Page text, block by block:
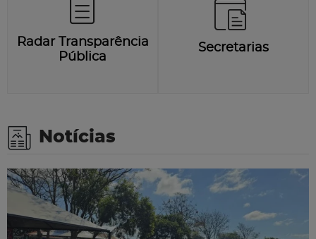
Radar Transparência
Pública
Secretarias
Notícias